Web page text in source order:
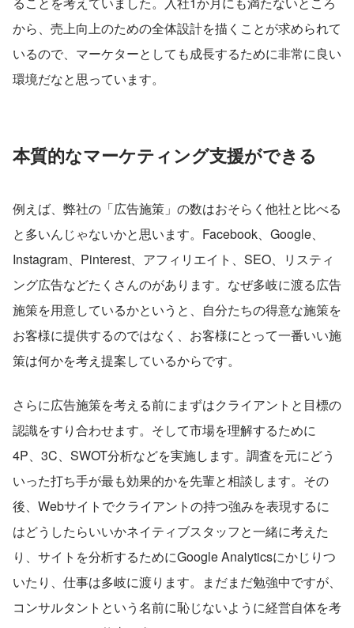
から、売上向上のための全体設計を描くことが求められて
いるので、マーケターとしても成長するために非常に良い
環境だなと思っています。
本質的なマーケティング支援ができる
例えば、弊社の「広告施策」の数はおそらく他社と比べる
と多いんじゃないかと思います。Facebook、Google、
Instagram、Pinterest、アフィリエイト、SEO、リスティ
ング広告などたくさんのがあります。なぜ多岐に渡る広告
施策を用意しているかというと、自分たちの得意な施策を
お客様に提供するのではなく、お客様にとって一番いい施
策は何かを考え提案しているからです。
さらに広告施策を考える前にまずはクライアントと目標の
認識をすり合わせます。そして市場を理解するために
4P、3C、SWOT分析などを実施します。調査を元にどう
いった打ち手が最も効果的かを先輩と相談します。その
後、Webサイトでクライアントの持つ強みを表現するに
はどうしたらいいかネイティブスタッフと一緒に考えた
り、サイトを分析するためにGoogle Analyticsにかじりつ
いたり、仕事は多岐に渡ります。まだまだ勉強中ですが、
コンサルタントという名前に恥じないように経営自体を考